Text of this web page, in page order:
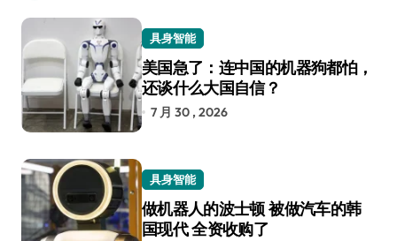
具身智能
美国急了：连中国的机器狗都怕，
还谈什么大国自信？
7 月 30 , 2026
具身智能
做机器人的波士顿 被做汽车的韩
国现代 全资收购了